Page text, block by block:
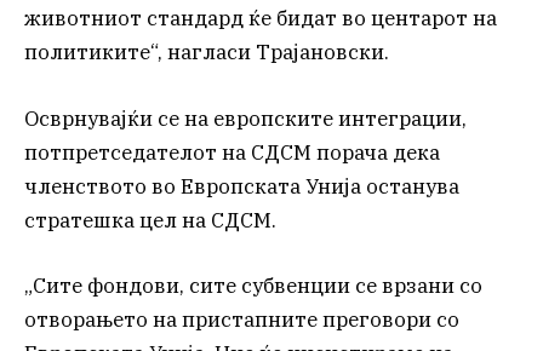
животниот стандард ќе бидат во центарот на
политиките“, нагласи Трајановски.
Осврнувајќи се на европските интеграции,
потпретседателот на СДСМ порача дека
членството во Европската Унија останува
стратешка цел на СДСМ.
„Сите фондови, сите субвенции се врзани со
отворањето на пристапните преговори со